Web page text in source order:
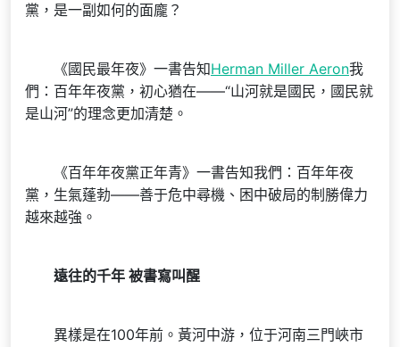
黨，是一副如何的面龐？
《國民最年夜》一書告知Herman Miller Aeron我
們：百年年夜黨，初心猶在——“山河就是國民，國民就
是山河”的理念更加清楚。
《百年年夜黨正年青》一書告知我們：百年年夜
黨，生氣蓬勃——善于危中尋機、困中破局的制勝偉力
越來越強。
遠往的千年 被書寫叫醒
異樣是在100年前。黃河中游，位于河南三門峽市